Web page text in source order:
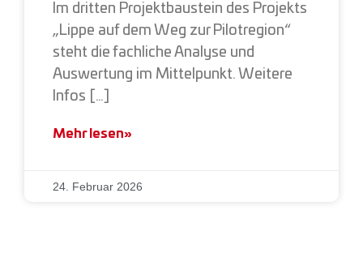
Im dritten Projektbaustein des Projekts
„Lippe auf dem Weg zur Pilotregion“
steht die fachliche Analyse und
Auswertung im Mittelpunkt. Weitere
Infos […]
Mehr lesen»
24. Februar 2026